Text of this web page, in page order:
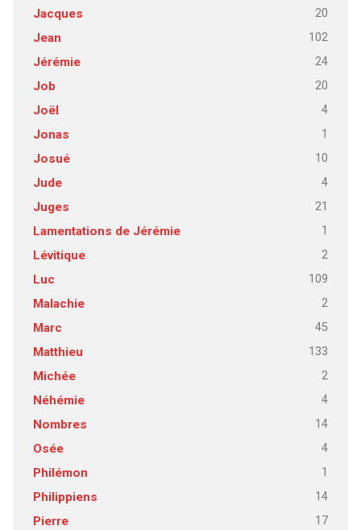
Jacques 20
Jean 102
Jérémie 24
Job 20
Joël 4
Jonas 1
Josué 10
Jude 4
Juges 21
Lamentations de Jérémie 1
Lévitique 2
Luc 109
Malachie 2
Marc 45
Matthieu 133
Michée 2
Néhémie 4
Nombres 14
Osée 4
Philémon 1
Philippiens 14
Pierre 17